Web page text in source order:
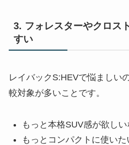
3. フォレスターやクロス
すい
レイバックS:HEVで悩ましい
較対象が多いことです。
もっと本格SUV感が欲し
もっとコンパクトに使い